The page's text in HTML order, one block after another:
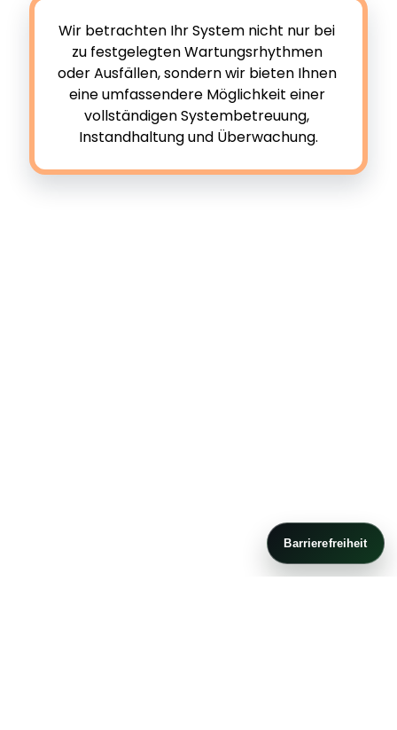
Wir betrachten Ihr System nicht nur bei
zu festgelegten Wartungsrhythmen
oder Ausfällen, sondern wir bieten Ihnen
eine umfassendere Möglichkeit einer
vollständigen Systembetreuung,
Instandhaltung und Überwachung.
Barrierefreiheit